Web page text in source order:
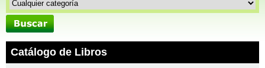
Catálogo de Libros